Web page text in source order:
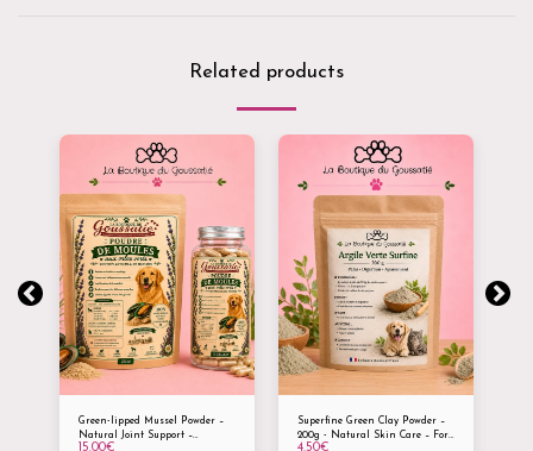
Related products
Green-lipped Mussel Powder –
Natural Joint Support –
15.00€
Superfine Green Clay Powder –
200g - Natural Skin Care – For
4.50€